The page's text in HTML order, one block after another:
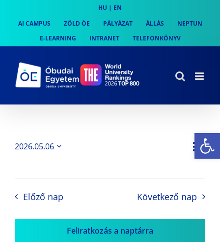
content
HU | EN
AI CAMPUS
ZÖLD ÓE PÁLYÁZAT ÁLLÁS
NEPTUN
E-LEARNING
INTRANET TELEFONKÖNYV
Nap
2026.05.06
Előző nap Következő nap
Feliratkozás a naptárra